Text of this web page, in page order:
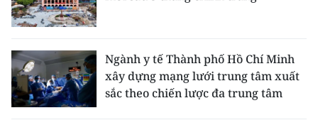
Ngành y tế Thành phố Hồ Chí Minh
xây dựng mạng lưới trung tâm xuất
sắc theo chiến lược đa trung tâm